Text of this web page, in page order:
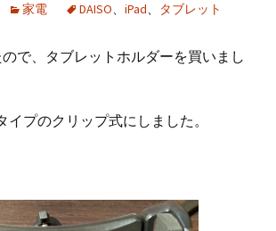
家電 DAISO、 iPad、 タブレット
で、タブレットホルダーを買いまし
イプのクリップ式にしました。